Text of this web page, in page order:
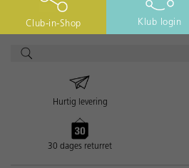
Club-in-Shop Klub login
Hurtig levering
30 dages returret